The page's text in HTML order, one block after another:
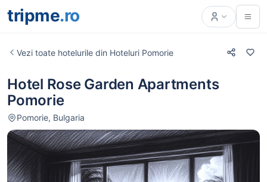
tripme.ro
Vezi toate hotelurile din Hoteluri Pomorie
Hotel Rose Garden Apartments
Pomorie
Pomorie, Bulgaria